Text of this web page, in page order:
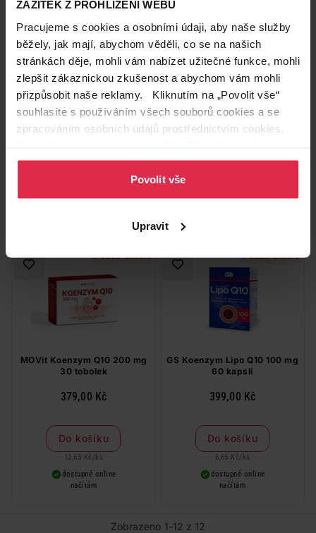
ZÁŽITEK Z PROHLÍŽENÍ WEBU
Pracujeme s cookies a osobními údaji, aby naše služby
běžely, jak mají, abychom věděli, co se na našich
stránkách děje, mohli vám nabízet užitečné funkce, mohli
zlepšit zákaznickou zkušenost a abychom vám mohli
přizpůsobit naše reklamy. Kliknutím na „Povolit vše“
souhlasíte s používáním všech souborů cookies a se
zpracováním osobních údajů prostřednictvím cookies.
osobních údajů.
Povolit vše
Upravit
GS Vitamin C1000 se šípky
100+20 tablet
249,00 Kč
GS Omega 3 citrus 100+50
kapslí
379,00 Kč
Pouze Online
MOVit Koenzym Q10 200 mg
30 tobolek
379,00 Kč
Do košíku
12,63 Kč / ks
dostupné online
načítám
Pouze Online
GS Koenzym Lipo Q10 100 mg
60 kapslí
399,00 Kč
Do košíku
6,65 Kč/ ks
dostupné online
načítám
Zobrazeno 1-12 z 12